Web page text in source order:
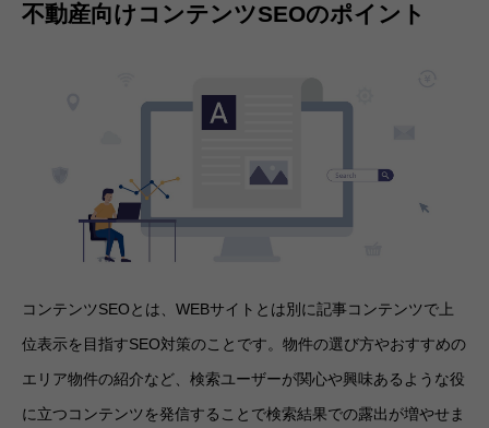
不動産向けコンテンツSEOのポイント
コンテンツSEOとは、WEBサイトとは別に記事コンテンツで上
位表示を目指すSEO対策のことです。物件の選び方やおすすめの
エリア物件の紹介など、検索ユーザーが関心や興味あるような役
に立つコンテンツを発信することで検索結果での露出が増やせま